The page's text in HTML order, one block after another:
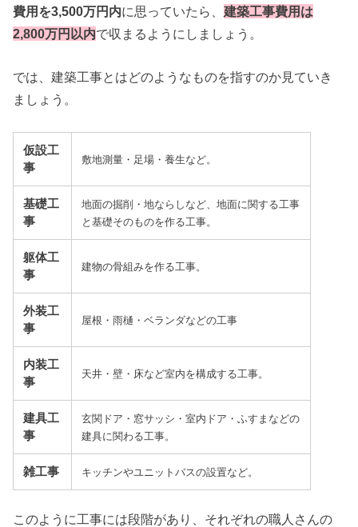
費用を3,500万円内に思っていたら、建築工事費用は
2,800万円以内で収まるようにしましょう。
では、建築工事とはどのようなものを指すのか見ていき
ましょう。
仮設工
事
敷地測量・足場・養生など。
基礎工
事
地面の掘削・地ならしなど、地面に関する工事
と基礎そのものを作る工事。
躯体工
事
建物の骨組みを作る工事。
外装工
事
屋根・雨樋・ベランダなどの工事
内装工
事
天井・壁・床など室内を構成する工事。
建具工
事
玄関ドア・窓サッシ・室内ドア・ふすまなどの
建具に関わる工事。
雑工事 キッチンやユニットバスの設置など。
このように工事には段階があり、それぞれの職人さんの